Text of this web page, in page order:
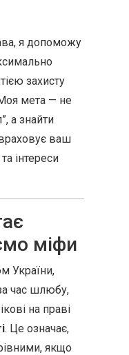
я допоможу
захисту
мета — не
а знайти
ваш
інтереси
міфи
України,
час шлюбу,
на праві
. Це означає,
якщо